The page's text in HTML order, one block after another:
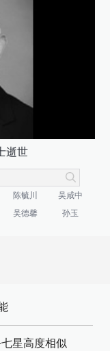
逝世
陈毓川
吴咸中
吴德馨 孙玉
星高度相似